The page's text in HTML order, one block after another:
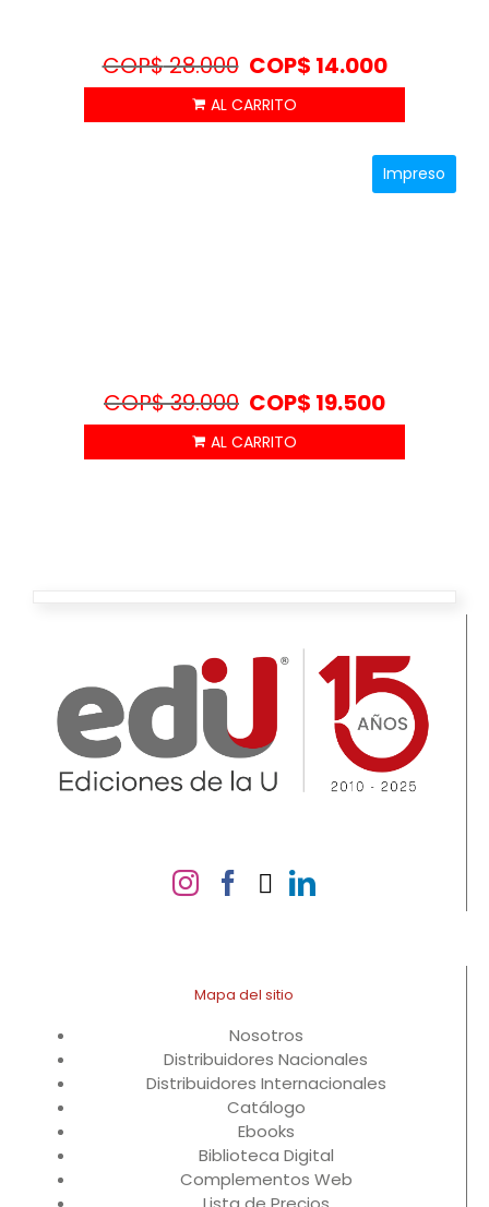
COP$28.000 COP$ 14.000
Impreso
COP$39.000 COP$ 19.500
Mapa del sitio
Nosotros
Distribuidores Nacionales
Distribuidores Internacionales
Catálogo
Ebooks
Biblioteca Digital
Complementos Web